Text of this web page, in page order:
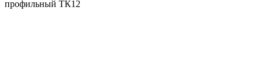
профильный ТК12